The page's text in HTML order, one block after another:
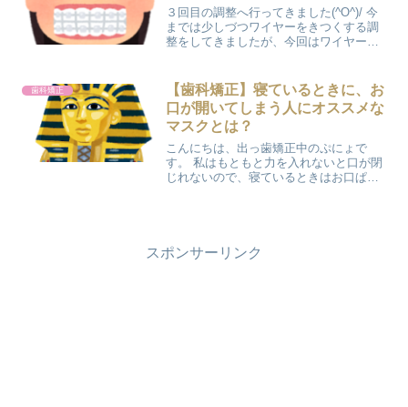
３回目の調整へ行ってきました(^O^)/ 今
までは少しづつワイヤーをきつくする調
整をしてきましたが、今回はワイヤーを
できません。。。 夫に診察室について来
てもらっても...
歯科矯正
【歯科矯正】寝ているときに、お
口が開いてしまう人にオススメな
マスクとは？
こんにちは、出っ歯矯正中のぷにょで
す。 私はもともと力を入れないと口が閉
じれないので、寝ているときはお口ぱっ
スポンサーリンク